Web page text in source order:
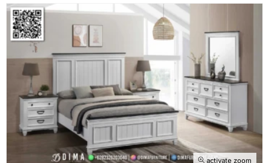
activate zoom